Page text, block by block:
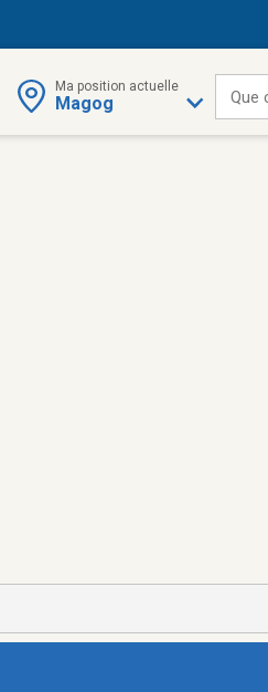
Ma position actuelle
Magog Que